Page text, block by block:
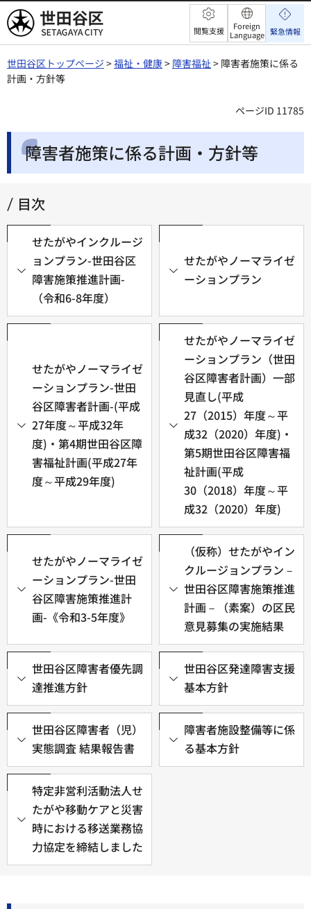
世田谷区 閲覧支援
Foreign
Language 緊急情報
世田谷区トップページ >福祉・健康> 障害福祉 > 障害者施策に係る
計画・方針等
ページID 11785
障害者施策に係る計画・方針等
目次
せたがやインクルージ
ョンプラン-世田谷区
障害施策推進計画-
（令和6-8年度）
せたがやノーマライゼ
ーションプラン
せたがやノーマライゼ
ーションプラン-世田
谷区障害者計画-(平成
27年度～平成32年
度)・第4期世田谷区障
害福祉計画(平成27年
度～平成29年度)
せたがやノーマライゼ
ーションプラン（世田
谷区障害者計画）一部
見直し(平成
27（2015）年度～平
成32（2020）年度)・
第5期世田谷区障害福
祉計画(平成
30（2018）年度～平
成32（2020）年度)
せたがやノーマライゼ
ーションプラン-世田
谷区障害施策推進計
画-《令和3-5年度》
（仮称）せたがやイン
クルージョンプラン－
世田谷区障害施策推進
計画－（素案）の区民
意見募集の実施結果
世田谷区障害者優先調
達推進方針
世田谷区発達障害支援
基本方針
世田谷区障害者（児）
実態調査 結果報告書
障害者施設整備等に係
る基本方針
特定非営利活動法人せ
たがや移動ケアと災害
時における移送業務協
力協定を締結しました